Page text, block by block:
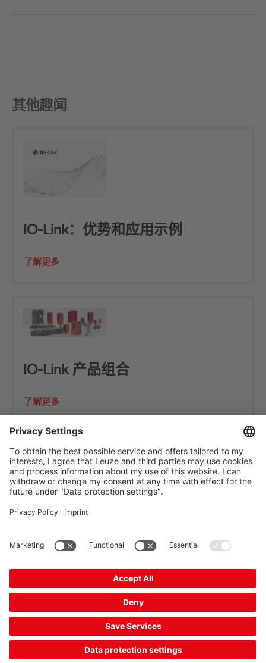
其他趣闻
IO-Link：优势和应用示例
了解更多
IO-Link 产品组合
了解更多
The Sensor People
相关链接
时事通讯
Cookie 设置 版本说明
CE